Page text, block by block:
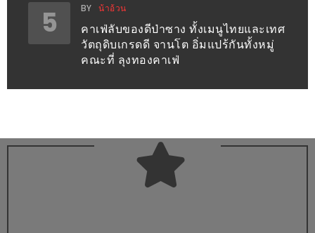
งด้วย
HUAWEI
G7
PLUS
สมา
ที่
5 BY น้าอ้วน
คาเฟ่ลับของดีป่าซาง ทั้งเมนูไทยและเทศ
วัตถุดิบเกรดดี จานโต อิ่มแปร้กันทั้งหมู่
คณะที่ ลุงทองคาเฟ่